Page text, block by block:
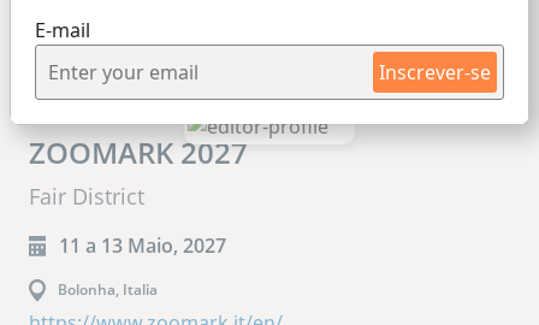
E-mail
Inscrever-se
ZOOMARK 2027
Fair District
11 a 13 Maio, 2027
Bolonha, Italia